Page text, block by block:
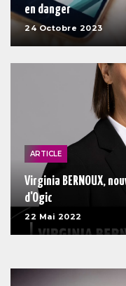
en danger
24 Octobre 2023
ARTICLE
Virginia BERNOUX,
d'Ogic
22 Mai 2022